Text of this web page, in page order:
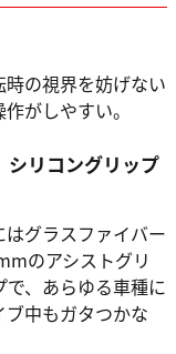
の視界を妨げない
がしやすい。
リコングリップ
グラスファイバー
のアシストグリ
、あらゆる車種に
中もガタつかな